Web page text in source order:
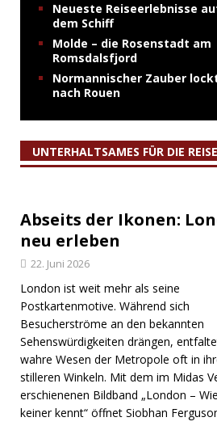
Neueste Reiseerlebnisse
dem Schiff
Molde – die Rosenstadt am
Romsdalsfjord
Normannischer Zauber
nach Rouen
UNTERHALTSAMES FÜR DIE REISE
Abseits der Ikonen:
neu erleben
22. Juni 2026
London ist weit mehr als seine
Postkartenmotive. Während sich
Besucherströme an den bekannten
Sehenswürdigkeiten drängen,
wahre Wesen der Metropole oft in
stilleren Winkeln. Mit dem im Midas
erschienenen Bildband „London –
keiner kennt“ öffnet Siobhan